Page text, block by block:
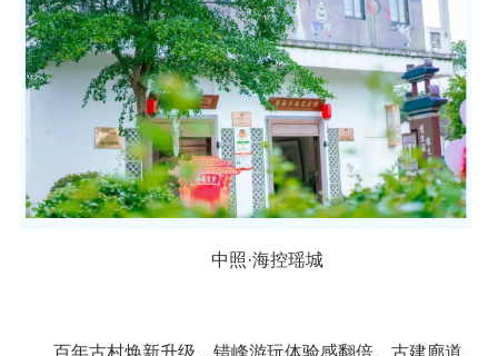
中照·海控瑶城